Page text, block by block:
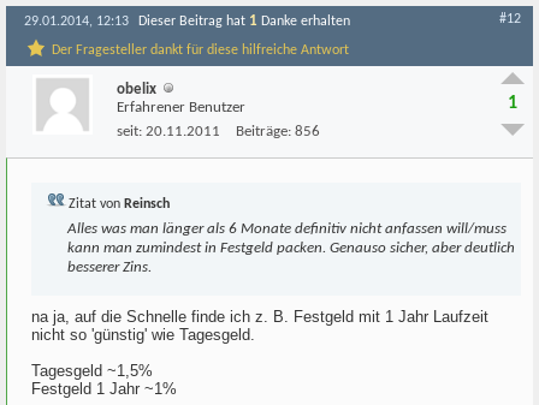
29.01.2014, 12:13 Dieser Beitrag hat 1 Danke erhalten
Der Fragesteller dankt für diese hilfreiche Antwort
#12
obelix
Erfahrener Benutzer
seit: 20.11.2011 Beiträge: 856
1
Zitat von Reinsch
Alles was man länger als 6 Monate definitiv nicht anfassen will/muss
kann man zumindest in Festgeld packen. Genauso sicher, aber deutlich
besserer Zins.
na ja, auf die Schnelle finde ich z. B. Festgeld mit 1 Jahr Laufzeit
nicht so 'günstig' wie Tagesgeld.
Tagesgeld ~1,5%
Festgeld 1 Jahr ~1%